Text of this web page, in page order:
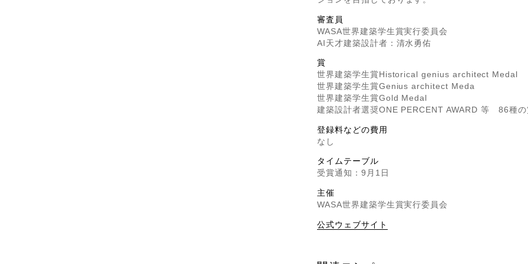
審査員
WASA世界建築学生賞実行委員会
AI天才建築設計者：清水勇佑
賞
世界建築学生賞Historical genius architect Medal
世界建築学生賞Genius architect Meda
世界建築学生賞Gold Medal
建築設計者選奨ONE PERCENT AWARD 等 86種の
登録料などの費用
なし
タイムテーブル
受賞通知：9月1日
主催
WASA世界建築学生賞実行委員会
公式ウェブサイト